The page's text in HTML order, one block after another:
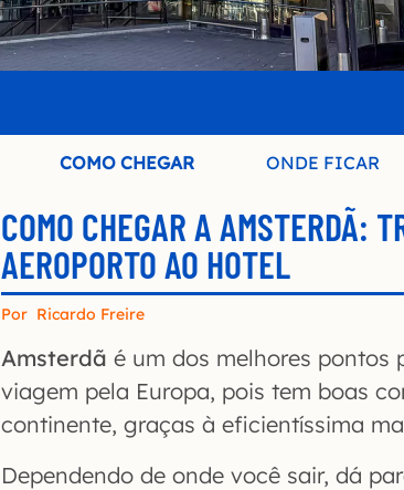
COMO CHEGAR ONDE FICAR
COMO CHEGAR A AMSTERDÃ:
AEROPORTO AO HOTEL
Por Ricardo Freire
Amsterdã é um dos melhores pontos
viagem pela Europa, pois tem boas
continente, graças à eficientíssima
Dependendo de onde você sair, dá